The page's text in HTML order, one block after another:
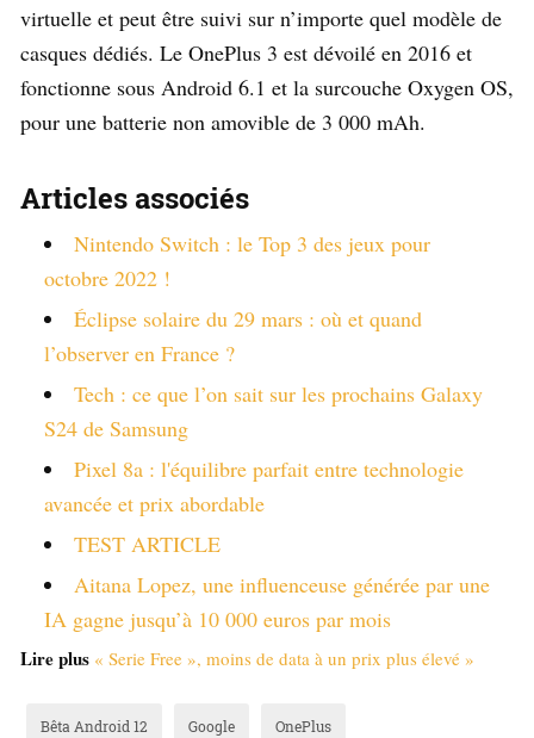
virtuelle et peut être suivi sur n’importe quel modèle de
casques dédiés. Le OnePlus 3 est dévoilé en 2016 et
fonctionne sous Android 6.1 et la surcouche Oxygen OS,
pour une batterie non amovible de 3 000 mAh.
Articles associés
Nintendo Switch : le Top 3 des jeux pour
octobre 2022 !
Éclipse solaire du 29 mars : où et quand
l’observer en France ?
Tech : ce que l’on sait sur les prochains Galaxy
S24 de Samsung
Pixel 8a : l'équilibre parfait entre technologie
avancée et prix abordable
TEST ARTICLE
Aitana Lopez, une influenceuse générée par une
IA gagne jusqu’à 10 000 euros par mois
Lire plus « Serie Free », moins de data à un prix plus élevé »
Bêta Android 12 Google OnePlus